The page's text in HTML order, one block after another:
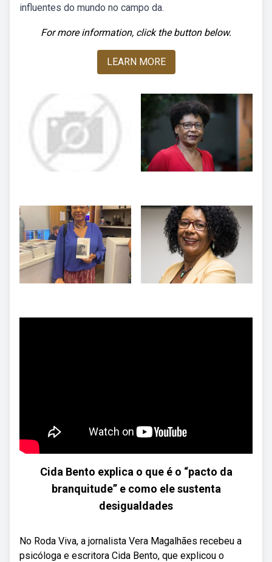
influentes do mundo no campo da.
For more information, click the button below.
LEARN MORE
Cida Bento explica o que é o “pacto da
branquitude” e como ele sustenta
desigualdades
No Roda Viva, a jornalista Vera Magalhães recebeu a
psicóloga e escritora Cida Bento, que explicou o